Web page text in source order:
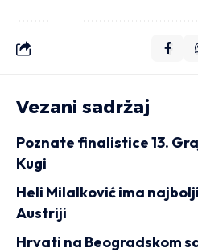
Vezani sadržaj
Poznate finalistice 13.
Kugi
Heli Milalković ima
Austriji
Hrvati na Beogradskom